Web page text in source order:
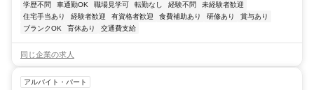
学歴不問
車通勤OK 職場見学可 転勤なし 経験不問
未経験者歓迎
住宅手当あり
経験者歓迎 有資格者歓迎 食費補助あり 研修あり
賞与あり
ブランクOK
育休あり 交通費支給
同じ企業の求人
アルバイト・パート